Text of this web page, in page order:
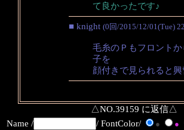
て良かったです♪
■ knight (0回/2015/12/01(Tue)
毛糸のＰもフロント
子を
顔付きで見られると興
△NO.39159 に返信△
Name /
/ FontColor/ ● ●